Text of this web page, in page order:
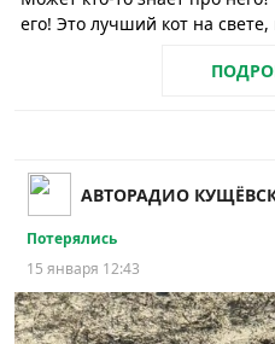
его! Это лучший кот на
АВТОРАДИО
Потерялись
15 января 12:43